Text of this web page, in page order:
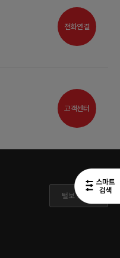
전화연결
고객센터
털보 도매몰